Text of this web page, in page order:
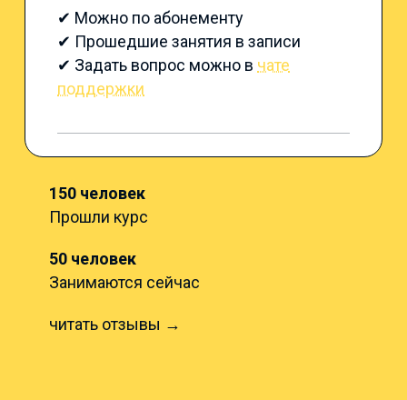
✔ Можно по абонементу
✔ Прошедшие занятия в записи
✔ Задать вопрос можно в чате
поддержки
150 человек
Прошли курс
50 человек
Занимаются сейчас
читать отзывы →